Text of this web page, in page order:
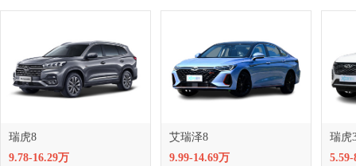
瑞虎8
9.78-16.29万
艾瑞泽8
9.99-14.69万
瑞虎
5.59-